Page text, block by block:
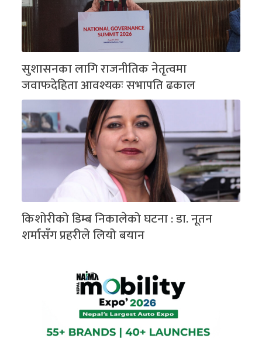
सुशासनका लागि राजनीतिक नेतृत्वमा
जवाफदेहिता आवश्यकः सभापति ढकाल
किशोरीको डिम्ब निकालेको घटना : डा. नूतन
शर्मासँग प्रहरीले लियो बयान